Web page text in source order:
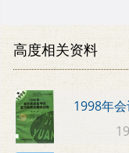
高度相关资料
1998年